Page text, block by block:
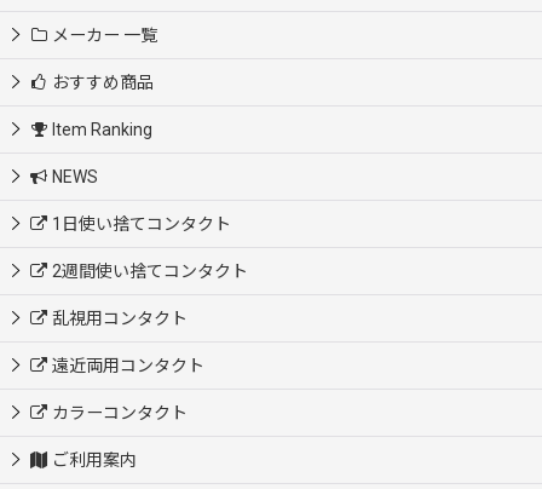
メーカー 一覧
おすすめ商品
Item Ranking
NEWS
1日使い捨てコンタクト
2週間使い捨てコンタクト
乱視用コンタクト
遠近両用コンタクト
カラーコンタクト
ご利用案内